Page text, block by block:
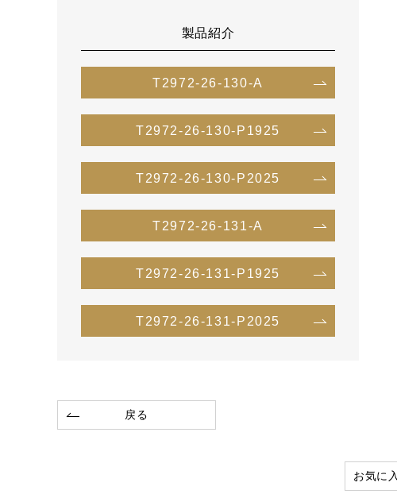
製品紹介
T2972-26-130-A
T2972-26-130-P1925
T2972-26-130-P2025
T2972-26-131-A
T2972-26-131-P1925
T2972-26-131-P2025
戻る
お気に